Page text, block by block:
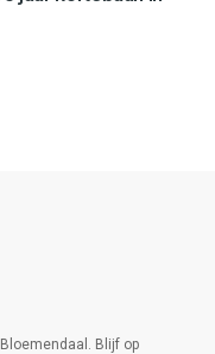
Blijf op